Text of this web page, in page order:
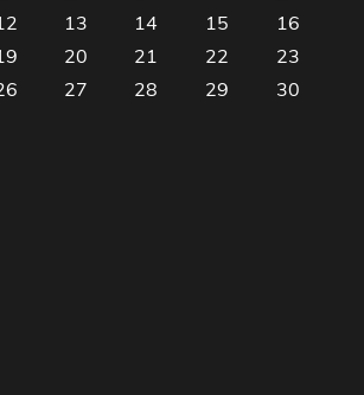
13 14 15
16
20 21 22
23
27 28 29
30